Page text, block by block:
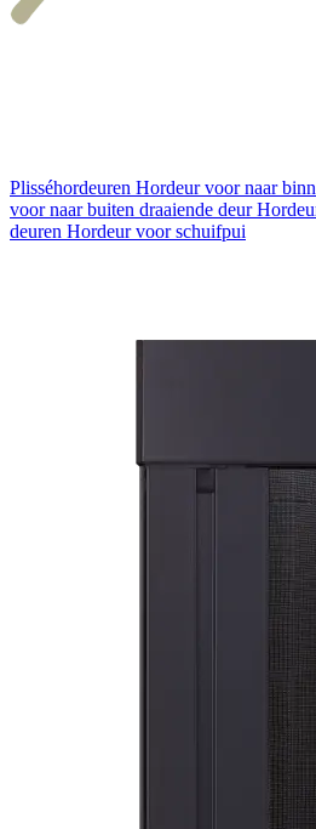
Plisséhordeuren Hordeur voor naar
voor naar buiten draaiende deur
deuren Hordeur voor schuifpui